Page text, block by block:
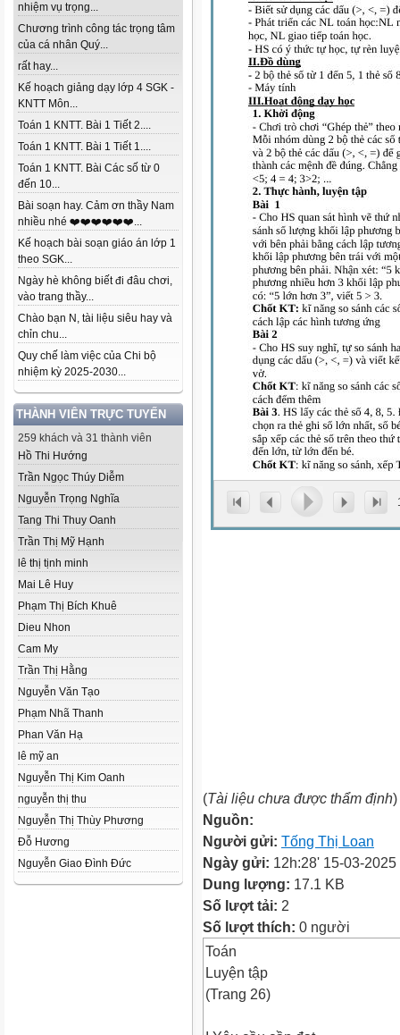
nhiệm vụ trọng...
Chương trình công tác trọng tâm
của cá nhân Quý...
rất hay...
Kế hoạch giảng dạy lớp 4 SGK -
KNTT Môn...
Toán 1 KNTT. Bài 1 Tiết 2....
Toán 1 KNTT. Bài 1 Tiết 1....
Toán 1 KNTT. Bài Các số từ 0
đến 10...
Bài soạn hay. Cảm ơn thầy Nam
nhiều nhé ❤️❤️❤️❤️❤️❤️...
Kế hoạch bài soạn giáo án lớp 1
theo SGK...
Ngày hè không biết đi đâu chơi,
vào trang thầy...
Chào bạn N, tài liệu siêu hay và
chỉn chu...
Quy chế làm việc của Chi bộ
nhiệm kỳ 2025-2030...
THÀNH VIÊN TRỰC TUYẾN
259 khách và 31 thành viên
Hồ Thi Hướng
Trần Ngọc Thúy Diễm
Nguyễn Trọng Nghĩa
Tang Thi Thuy Oanh
Trần Thị Mỹ Hạnh
lê thị tịnh minh
Mai Lê Huy
Phạm Thị Bích Khuê
Dieu Nhon
Cam My
Trần Thị Hằng
Nguyễn Văn Tạo
Phạm Nhã Thanh
Phan Văn Hạ
lê mỹ an
Nguyễn Thị Kim Oanh
nguyễn thị thu
Nguyễn Thị Thùy Phương
Đỗ Hương
Nguyễn Giao Đình Đức
(Tài liệu chưa được thẩm định)
Nguồn:
Người gửi: Tống Thị Loan
Ngày gửi: 12h:28' 15-03-2025
Dung lượng: 17.1 KB
Số lượt tải: 2
Số lượt thích: 0 người
Toán
Luyện tập
(Trang 26)